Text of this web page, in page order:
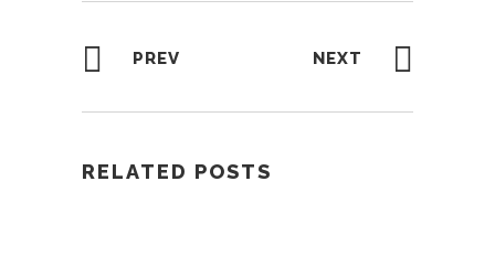
PREV NEXT
RELATED POSTS